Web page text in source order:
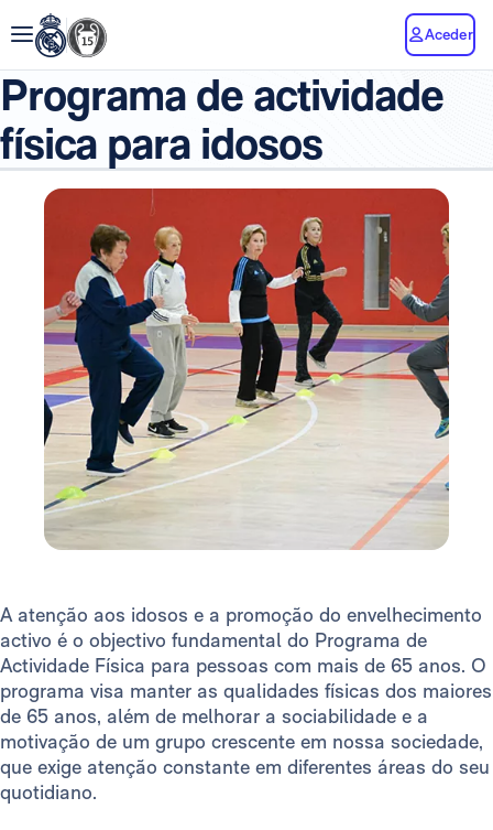
Aceder
Programa de actividade
física para idosos
A atenção aos idosos e a promoção do envelhecimento
activo é o objectivo fundamental do Programa de
Actividade Física para pessoas com mais de 65 anos. O
programa visa manter as qualidades físicas dos maiores
de 65 anos, além de melhorar a sociabilidade e a
motivação de um grupo crescente em nossa sociedade,
que exige atenção constante em diferentes áreas do seu
quotidiano.